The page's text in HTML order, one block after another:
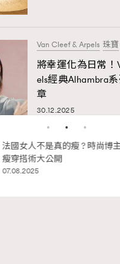
Van Cleef & Arpels 珠寶
將幸運化為日常！
els經典Alhambra
章
30.12.2025
別再用酒精消毒皮革！6個清
巧，讓你更愛惜你的手袋
02.06.2025